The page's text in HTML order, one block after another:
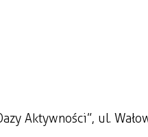
Aktywności”, ul.